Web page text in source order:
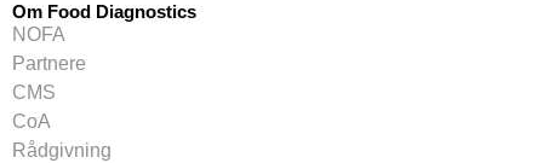
Om Food Diagnostics
NOFA
Partnere
CMS
CoA
Rådgivning